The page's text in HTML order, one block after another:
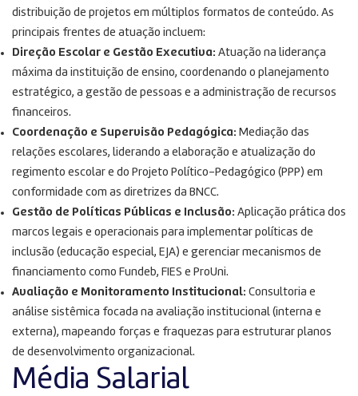
distribuição de projetos em múltiplos formatos de conteúdo. As
principais frentes de atuação incluem:
Direção Escolar e Gestão Executiva: Atuação na liderança
máxima da instituição de ensino, coordenando o planejamento
estratégico, a gestão de pessoas e a administração de recursos
financeiros.
Coordenação e Supervisão Pedagógica: Mediação das
relações escolares, liderando a elaboração e atualização do
regimento escolar e do Projeto Político-Pedagógico (PPP) em
conformidade com as diretrizes da BNCC.
Gestão de Políticas Públicas e Inclusão: Aplicação prática dos
marcos legais e operacionais para implementar políticas de
inclusão (educação especial, EJA) e gerenciar mecanismos de
financiamento como Fundeb, FIES e ProUni.
Avaliação e Monitoramento Institucional: Consultoria e
análise sistêmica focada na avaliação institucional (interna e
externa), mapeando forças e fraquezas para estruturar planos
de desenvolvimento organizacional.
Média Salarial